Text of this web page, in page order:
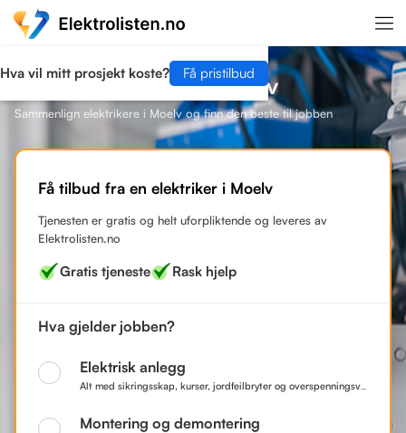
Hva vil mitt prosjekt koste? Få pristilbud
Finn en elektriker i Moelv
Sammenlign elektrikere i Moelv og finn den beste til jobben
Få tilbud fra en elektriker i Moelv
Tjenesten er gratis og helt uforpliktende og leveres av
Elektrolisten.no
Gratis tjeneste Rask hjelp
Hva gjelder jobben?
Elektrisk anlegg
Montering og demontering